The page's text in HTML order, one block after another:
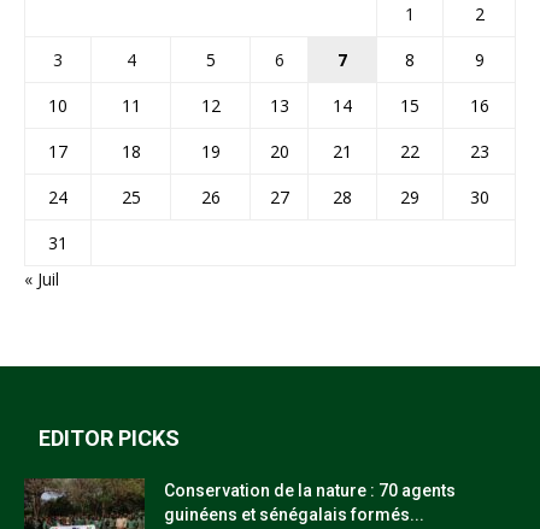
1
2
3
4 5 6 7 8
9
10
11 12 13 14 15
16
17
18 19 20 21 22
23
24
25 26 27 28 29
30
31
« Juil
EDITOR PICKS
Conservation de la nature : 70 agents
guinéens et sénégalais formés...